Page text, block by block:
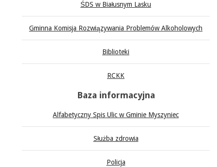
ŚDS w Białusnym Lasku
Gminna Komisja Rozwiązywania Problemów Alkoholowych
Biblioteki
RCKK
Baza informacyjna
Alfabetyczny Spis Ulic w Gminie Myszyniec
Służba zdrowia
Policja